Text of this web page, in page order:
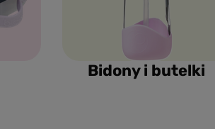
Bidony i butelki